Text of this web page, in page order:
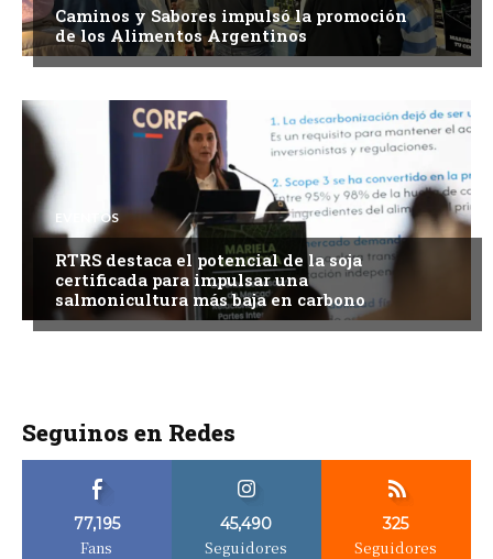
Caminos y Sabores impulsó la promoción
de los Alimentos Argentinos
EVENTOS
RTRS destaca el potencial de la soja
certificada para impulsar una
salmonicultura más baja en carbono
Seguinos en Redes
77,195
Fans
45,490
Seguidores
325
Seguidores